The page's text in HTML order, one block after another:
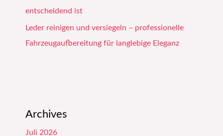
entscheidend ist
Leder reinigen und versiegeln – professionelle
Fahrzeugaufbereitung für langlebige Eleganz
Archives
Juli 2026